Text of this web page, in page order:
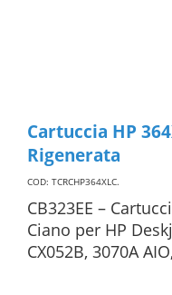
Cartuccia HP
Rigenerata
COD: TCRCHP364XLC.
CB323EE –
Ciano per HP
CX052B, 3070A